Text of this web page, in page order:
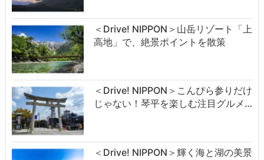
＜Drive! NIPPON＞山岳リゾート「上
高地」で、絶景ポイントを散策
＜Drive! NIPPON＞こんぴら参りだけ
じゃない！琴平を楽しむ注目グルメ…
＜Drive! NIPPON＞輝く海と湖の美景